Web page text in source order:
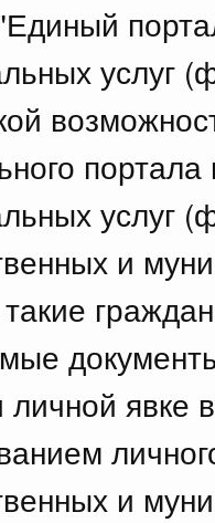
услуг
услуг
и
личной явке
и